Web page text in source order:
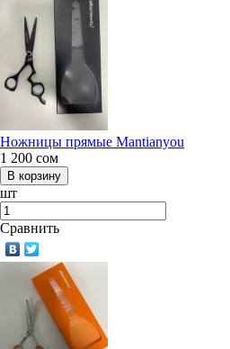
Ножницы прямые Mantianyou
1 200 сом
шт
Сравнить